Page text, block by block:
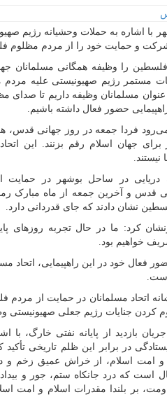
با اشاره به حملات وحشیانه رژیم
و حمایت خود را از مردم مظلوم
را وظیفه همگانی مسلمانان
مستمر رژیم صهیونیستی علیه
مسلمانان وظیفه داریم تا
حضور فعال داشته باشیم.
می‌رود فردا جمعه در روز جهانی
جهان اسلام رقم بزنند. این
دریایی در ساحل بوشهر در حمایت
قدس و آخرین جمعه از ماه مبارک
نشان دادند که جای قدردانی دارد.
کرد: ما در حال تجربه روزهای
خواهیم بود.
فعال خود در این راهپیمایی، اتحاد
است.
اتحاد مسلمانان در حمایت از مردم
جنایات رژیم جعلی صهیونیستی
بازدید از پایانه نفتی خارگ،
امت اسلام، از خراش عمیق زخم و
صهیونیست، رنجور و خون‌آلود است. بیش از 70 سال است که درد
بر بلندا مقدرات اسلام و امت